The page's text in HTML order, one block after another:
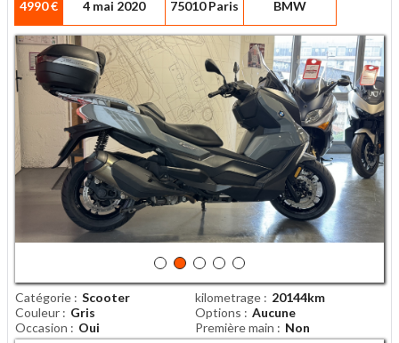
4990 €
4 mai 2020
75010 Paris
BMW
Catégorie Scooter kilometrage
20144km
Couleur
Gris Options
Aucune
Occasion
Oui Première main
Non